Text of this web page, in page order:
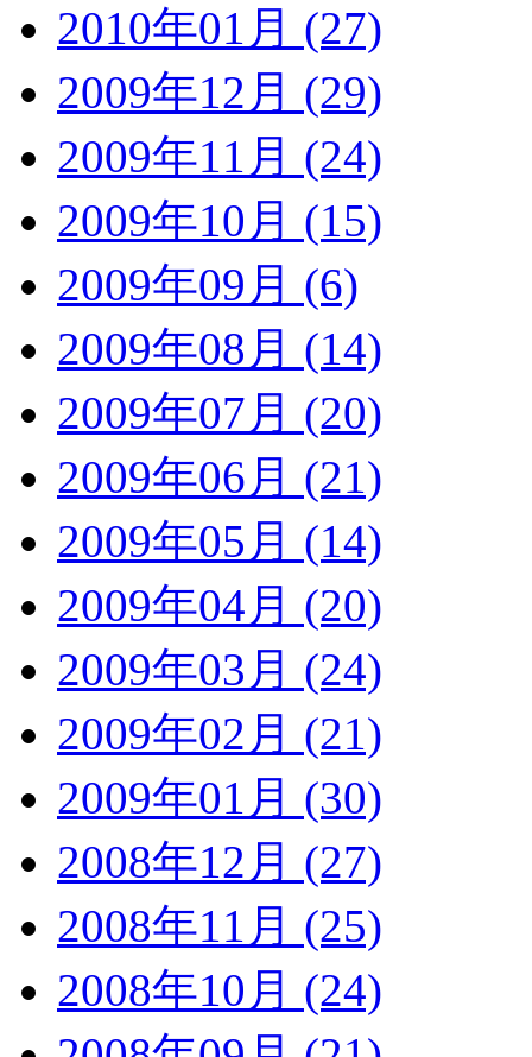
2010年01月 (27)
2009年12月 (29)
2009年11月 (24)
2009年10月 (15)
2009年09月 (6)
2009年08月 (14)
2009年07月 (20)
2009年06月 (21)
2009年05月 (14)
2009年04月 (20)
2009年03月 (24)
2009年02月 (21)
2009年01月 (30)
2008年12月 (27)
2008年11月 (25)
2008年10月 (24)